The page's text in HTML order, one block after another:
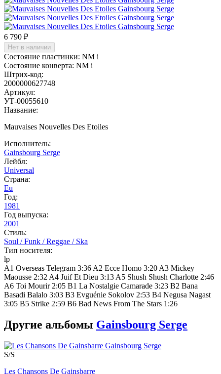
6 790 ₽
Нет в наличии
Состояние пластинки: NM i
Состояние конверта: NM i
Штрих-код:
2000000627748
Артикул:
УТ-00055610
Название:
Mauvaises Nouvelles Des Etoiles
Исполнитель:
Gainsbourg Serge
Лейбл:
Universal
Страна:
Eu
Год:
1981
Год выпуска:
2001
Стиль:
Soul / Funk / Reggae / Ska
Тип носителя:
lp
A1 Overseas Telegram 3:36 A2 Ecce Homo 3:20 A3 Mickey
Maousse 2:32 A4 Juif Et Dieu 3:13 A5 Shush Shush Charlotte 2:46
A6 Toi Mourir 2:05 B1 La Nostalgie Camarade 3:23 B2 Bana
Basadi Balalo 3:03 B3 Evguénie Sokolov 2:53 B4 Negusa Nagast
3:05 B5 Strike 2:59 B6 Bad News From The Stars 1:26
Другие альбомы Gainsbourg Serge
S/S
Les Chansons De Gainsbarre